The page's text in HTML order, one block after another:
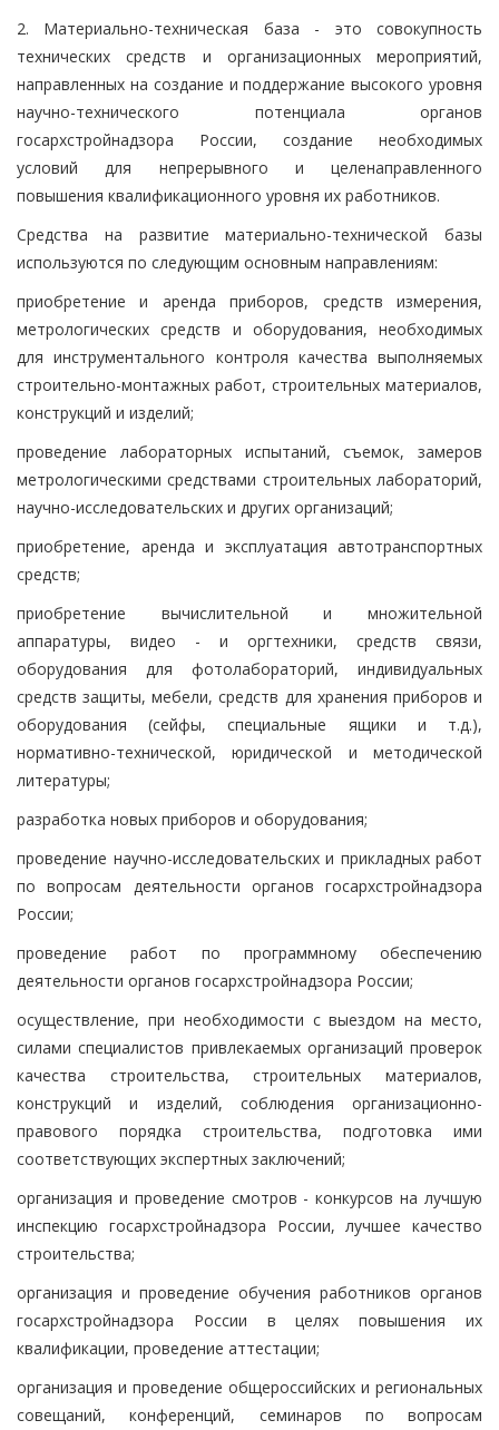
2. Материально-техническая база - это совокупность
технических средств и организационных мероприятий,
направленных на создание и поддержание высокого уровня
научно-технического потенциала органов
госархстройнадзора России, создание необходимых
условий для непрерывного и целенаправленного
повышения квалификационного уровня их работников.
Средства на развитие материально-технической базы
используются по следующим основным направлениям:
приобретение и аренда приборов, средств измерения,
метрологических средств и оборудования, необходимых
для инструментального контроля качества выполняемых
строительно-монтажных работ, строительных материалов,
конструкций и изделий;
проведение лабораторных испытаний, съемок, замеров
метрологическими средствами строительных лабораторий,
научно-исследовательских и других организаций;
приобретение, аренда и эксплуатация автотранспортных
средств;
приобретение вычислительной и множительной
аппаратуры, видео - и оргтехники, средств связи,
оборудования для фотолабораторий, индивидуальных
средств защиты, мебели, средств для хранения приборов и
оборудования (сейфы, специальные ящики и т.д.),
нормативно-технической, юридической и методической
литературы;
разработка новых приборов и оборудования;
проведение научно-исследовательских и прикладных работ
по вопросам деятельности органов госархстройнадзора
России;
проведение работ по программному обеспечению
деятельности органов госархстройнадзора России;
осуществление, при необходимости с выездом на место,
силами специалистов привлекаемых организаций проверок
качества строительства, строительных материалов,
конструкций и изделий, соблюдения организационно-
правового порядка строительства, подготовка ими
соответствующих экспертных заключений;
организация и проведение смотров - конкурсов на лучшую
инспекцию госархстройнадзора России, лучшее качество
строительства;
организация и проведение обучения работников органов
госархстройнадзора России в целях повышения их
квалификации, проведение аттестации;
организация и проведение общероссийских и региональных
совещаний, конференций, семинаров по вопросам